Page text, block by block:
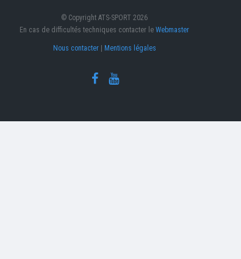
© Copyright ATS-SPORT 2026
En cas de difficultés techniques contacter le Webmaster
Nous contacter| Mentions légales